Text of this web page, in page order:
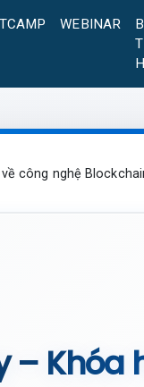
WEBINAR
công nghệ
– Khóa